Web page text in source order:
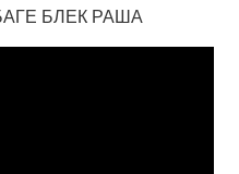
БЛЕК РАША